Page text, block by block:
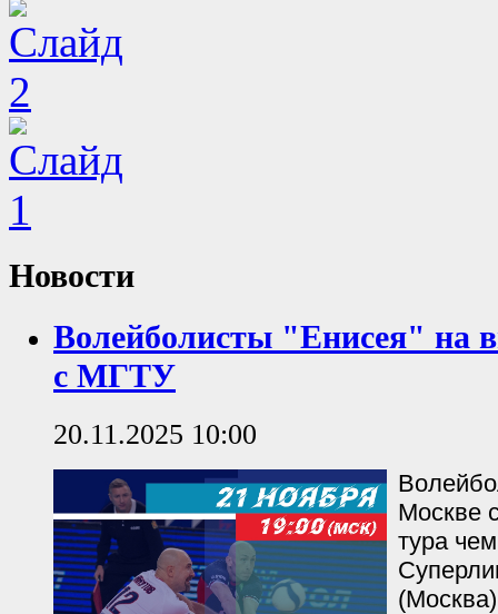
Новости
Волейболисты "Енисея" на
с МГТУ
20.11.2025 10:00
Москве
тура